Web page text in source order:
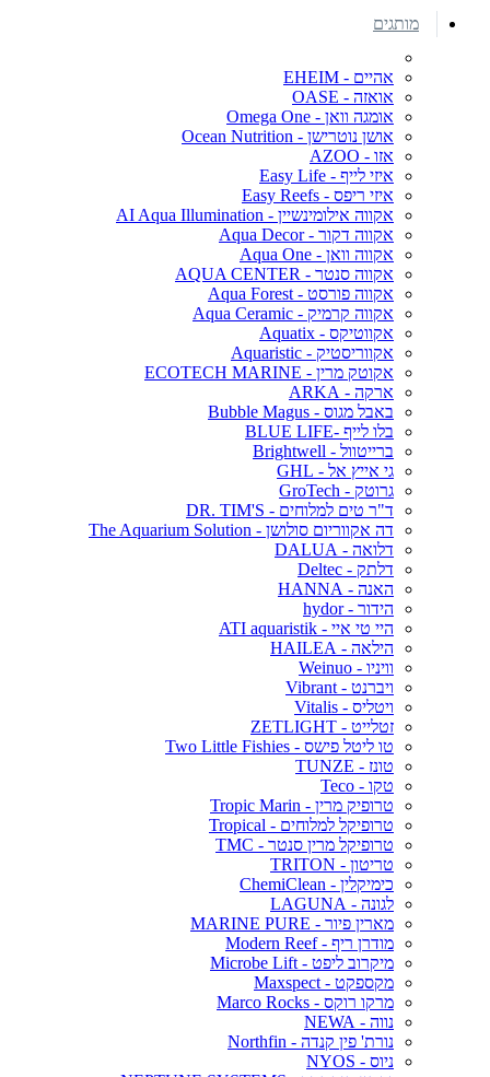
מותגים
אהיים - EHEIM
אואזה - OASE
אומגה וואן - Omega One
אושן נוטרישן - Ocean Nutrition
אזו - AZOO
איזי לייף - Easy Life
איזי ריפס - Easy Reefs
אקווה אילומינשיין - AI Aqua Illumination
אקווה דקור - Aqua Decor
אקווה וואן - Aqua One
אקווה סנטר - AQUA CENTER
אקווה פורסט - Aqua Forest
אקווה קרמיק - Aqua Ceramic
אקווטיקס - Aquatix
אקווריסטיק - Aquaristic
אקוטק מרין - ECOTECH MARINE
ארקה - ARKA
באבל מגוס - Bubble Magus
בלו לייף -BLUE LIFE
ברייטוול - Brightwell
גי אייץ אל - GHL
גרוטק - GroTech
ד"ר טים למלוחים - DR. TIM'S
דה אקווריום סולושן - The Aquarium Solution
דלואה - DALUA
דלתק - Deltec
האנה - HANNA
הידור - hydor
היי טי איי - ATI aquaristik
הילאה - HAILEA
וויניו - Weinuo
ויברנט - Vibrant
ויטליס - Vitalis
זטלייט - ZETLIGHT
טו ליטל פישס - Two Little Fishies
טונז - TUNZE
טקו - Teco
טרופיק מרין - Tropic Marin
טרופיקל למלוחים - Tropical
טרופיקל מרין סנטר - TMC
טריטון - TRITON
כימיקלין - ChemiClean
לגונה - LAGUNA
מארין פיור - MARINE PURE
מודרן ריף - Modern Reef
מיקרוב ליפט - Microbe Lift
מקספקט - Maxspect
מרקו רוקס - Marco Rocks
נווה - NEWA
נורת' פין קנדה - Northfin
ניוס - NYOS